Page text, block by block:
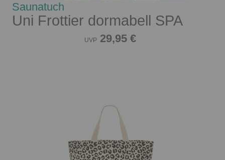
Saunatuch
Uni Frottier dormabell SPA
UVP 29,95 €